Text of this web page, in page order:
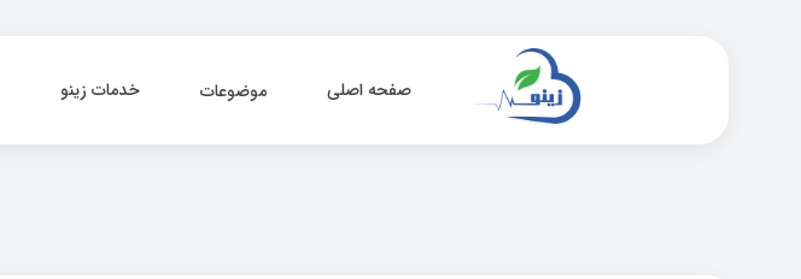
صفحه اصلی موضوعات خدمات زینو